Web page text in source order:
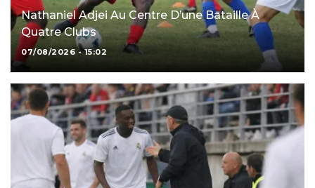
Nathaniel Adjei Au Centre D’une Bataille À
Quatre Clubs
07/08/2026 - 15:02